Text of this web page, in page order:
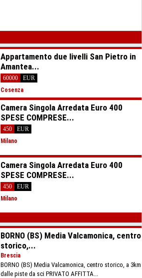
Appartamento due livelli San Pietro in
Amantea...
60000
EUR
Cosenza
Camera Singola Arredata Euro 400
SPESE COMPRESE...
450
EUR
Milano
Camera Singola Arredata Euro 400
SPESE COMPRESE...
450
EUR
Milano
BORNO (BS) Media Valcamonica, centro
storico,...
Brescia
BORNO (BS) Media Valcamonica, centro storico, a 3km
dalle piste da sci PRIVATO AFFITTA...